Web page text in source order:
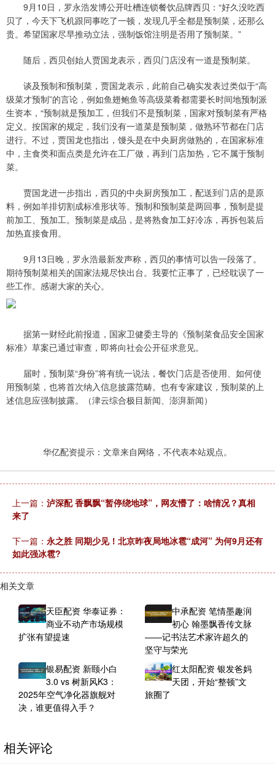
9月10日，罗永浩发博公开吐槽连锁餐饮品牌西贝：“好久没吃西
贝了，今天下飞机跟同事吃了一顿，发现几乎全都是预制菜，还那么
贵。希望国家尽早推动立法，强制饭馆注明是否用了预制菜。”
随后，西贝创始人贾国龙表示，西贝门店没有一道是预制菜。
谈及预制和预制菜，贾国龙表示，此前自己确实发表过类似于“高
级菜才预制”的言论，例如鱼翅鲍鱼等高级菜肴都需要长时间地预制派
生资本，“预制就是预加工，但我们不是预制菜，国家对预制菜有严格
定义。按国家的规定，我们没有一道菜是预制菜，做熟环节都在门店
进行。不过，贾国龙也指出，馒头是在中央厨房做熟的，在国家标准
中，主食类和面点类是允许在工厂做，再到门店加热，它不属于预制
菜。
贾国龙进一步指出，西贝的中央厨房预加工，配送到门店的是原
料，例如羊排切割成标准形状等。预制和预制菜是两回事，预制是提
前加工、预加工。预制菜是成品，是将熟食加工好冷冻，再拆包装后
加热直接食用。
9月13日晚，罗永浩最新发声称，西贝的事情可以告一段落了。
期待预制菜相关的国家法规尽快出台。我要忙正事了，已经耽误了一
些工作。感谢大家的关心。
据第一财经此前报道，国家卫健委主导的《预制菜食品安全国家
标准》草案已通过审查，即将向社会公开征求意见。
届时，预制菜“身份”将有统一说法，餐饮门店是否使用、如何使
用预制菜，也将首次纳入信息披露范畴。也有专家建议，预制菜的上
述信息应强制披露。（津云综合极目新闻、澎湃新闻）
华亿配资提示：文章来自网络，不代表本站观点。
上一篇： 泸深配 香飘飘“暂停绕地球”，网友懵了：啥情况？真相
来了
下一篇： 永之胜 同期少见！北京昨夜局地冰雹“成河” 为何9月还有
如此强冰雹?
相关文章
天臣配资 华泰证券：
商业不动产市场规模
扩张有望提速
中承配资 笔情墨趣润
初心 翰墨飘香传文脉
——记书法艺术家许超久的
坚守与荣光
银易配资 新颐小白
3.0 vs 树新风K3：
2025年空气净化器旗舰对
决，谁更值得入手？
红太阳配资 银发爸妈
天团，开始“整顿”文
旅圈了
相关评论